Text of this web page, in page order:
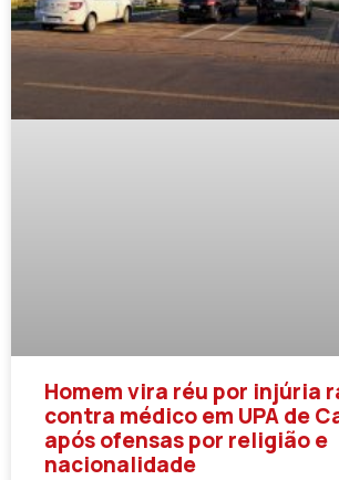
Homem vira réu por injúria
contra médico em UPA de
após ofensas por religião e
nacionalidade